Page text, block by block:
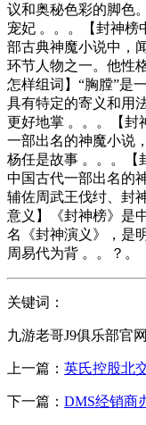
议和奥秘色彩的脚色
宠妃 。。。【封神榜
部古典神魔小说中，
环节人物之一。他性
怎样组词】“胸膛”是
具有特定的寄义和用
更好地掌 。。。【封
一部出名的神魔小说
杨任是故事 。。。【
中国古代一部出名的
辅佐周武王伐纣、封
意义】《封神榜》是
名《封神演义》，是
周易代为背 。。？。
关键词：
九游老哥J9俱乐部官网
上一篇： 英氏控股北
下一篇： DMS经销商